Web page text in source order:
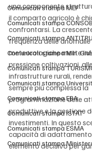
Comunicati stampa MEF
Comunicati stampa
Comunicati stampa
Comunicati stampa Min.
Comunicati stampa
Comunicati stampa
Comunicati stampa EBA
Comunicati stampa ISTAT
Comunicati stampa ESMA
Comunicati stampa
una componente
il comparto agricolo è
confrontarsi. La
frequenza delle anomalie
meteorologiche mette
pressione coltivazioni,
infrastrutture rurali,
sempre più complessa la
programmazione delle
produttive e la gestione
investimenti. In questo
capacità di
elemento decisivo per